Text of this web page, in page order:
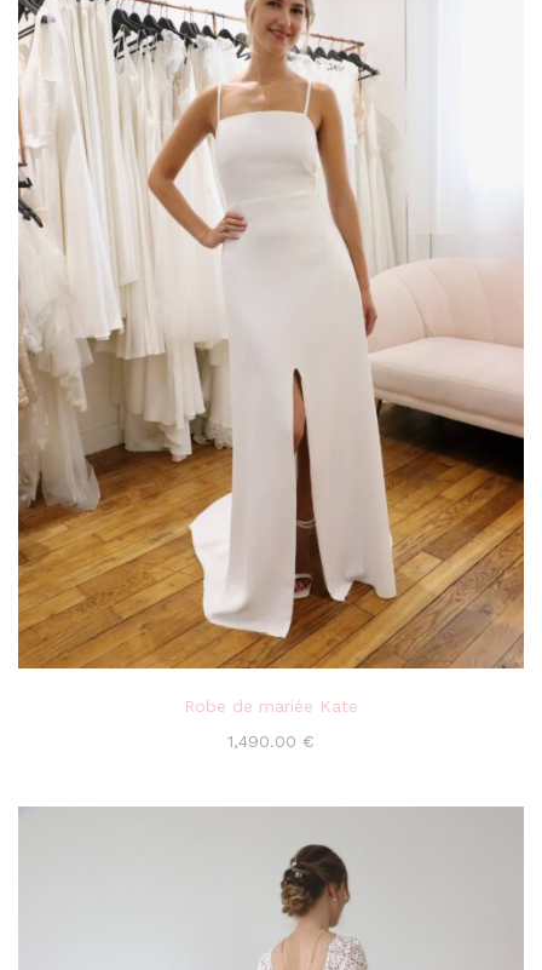
Robe de mariée Kate
1,490.00 €